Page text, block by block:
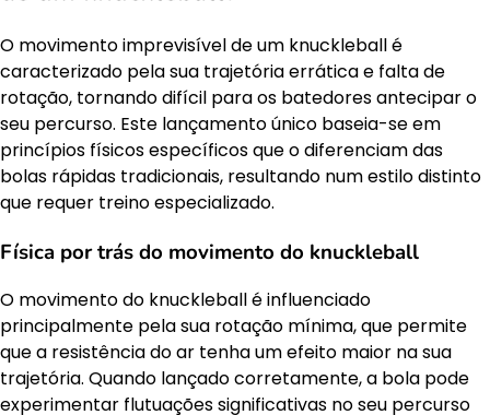
O movimento imprevisível de um knuckleball é
caracterizado pela sua trajetória errática e falta de
rotação, tornando difícil para os batedores antecipar o
seu percurso. Este lançamento único baseia-se em
princípios físicos específicos que o diferenciam das
bolas rápidas tradicionais, resultando num estilo distinto
que requer treino especializado.
Física por trás do movimento do knuckleball
O movimento do knuckleball é influenciado
principalmente pela sua rotação mínima, que permite
que a resistência do ar tenha um efeito maior na sua
trajetória. Quando lançado corretamente, a bola pode
experimentar flutuações significativas no seu percurso